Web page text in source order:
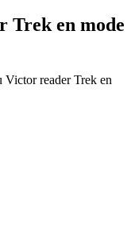
Trek en mode
reader Trek en